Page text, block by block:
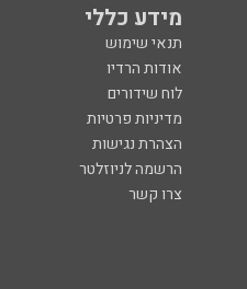
מידע כללי
תנאי שימוש
אודות הרדיו
לוח שידורים
מדיניות פרטיות
הצהרת נגישות
הרשמה לניוזלטר
צרו קשר